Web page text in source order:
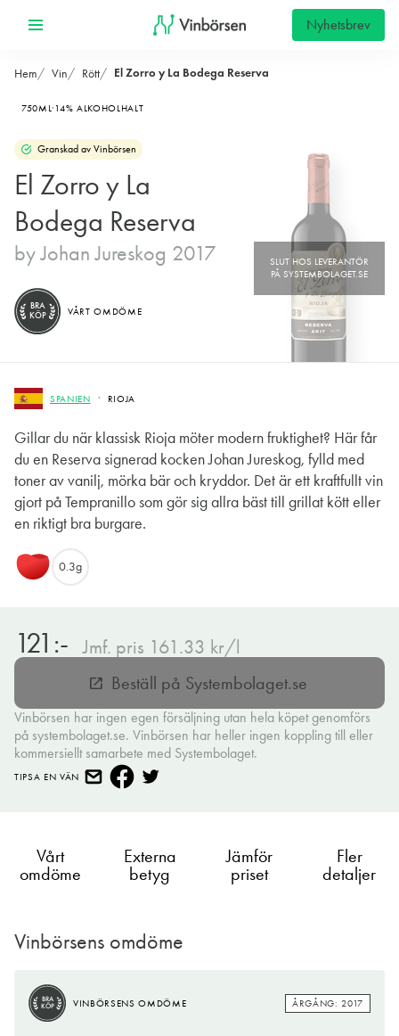
Nyhetsbrev
Hem Vin Rött El Zorro y La Bodega Reserva
750ML 14% ALKOHOLHALT
Granskad av Vinbörsen
El Zorro y La
Bodega Reserva
by Johan Jureskog 2017
SPANIEN RIOJA
Gillar du när klassisk Rioja möter modern fruktighet? Här får
du en Reserva signerad kocken Johan Jureskog, fylld med
toner av vanilj, mörka bär och kryddor. Det är ett kraftfullt vin
gjort på Tempranillo som gör sig allra bäst till grillat kött eller
en riktigt bra burgare.
BRA
KÖP
VÅRT OMDÖME
0.3g
121:- Jmf. pris 161.33 kr/l
open_in_new Beställ på Systembolaget.se
Vinbörsen har ingen egen försäljning utan hela köpet genomförs
på systembolaget.se. Vinbörsen har heller ingen koppling till eller
kommersiellt samarbete med Systembolaget.
TIPSA EN VÄN
Vårt
omdöme
Externa
betyg
Jämför
priset
Fler
detaljer
Vinbörsens omdöme
BRA
KÖP
VINBÖRSENS OMDÖME ÅRGÅNG: 2017
TIPS VINBÖRSENS OMDÖME